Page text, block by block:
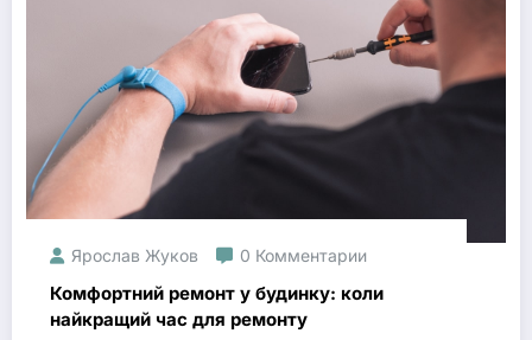
Ярослав Жуков 0 Комментарии
Комфортний ремонт у будинку: коли
найкращий час для ремонту